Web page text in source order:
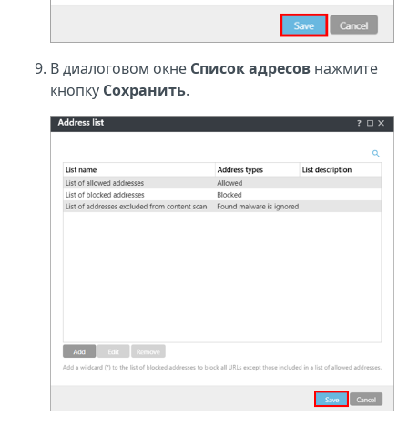
В диалоговом окне Список адресов нажмите
кнопку Сохранить.